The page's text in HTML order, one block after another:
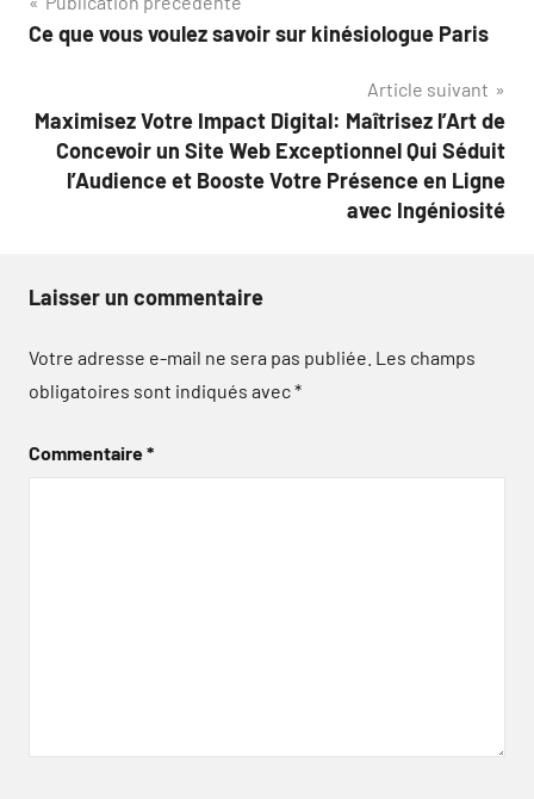
de
Ce que vous voulez savoir sur kinésiologue Paris
Article suivant
Maximisez Votre Impact Digital: Maîtrisez l’Art de
Concevoir un Site Web Exceptionnel Qui Séduit
l’Audience et Booste Votre Présence en Ligne
avec Ingéniosité
Laisser un commentaire
Votre adresse e-mail ne sera pas publiée. Les champs
obligatoires sont indiqués avec*
Commentaire*